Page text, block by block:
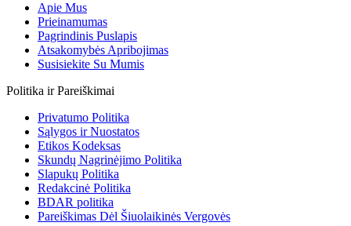
Apie Mus
Prieinamumas
Pagrindinis Puslapis
Atsakomybės Apribojimas
Susisiekite Su Mumis
Politika ir Pareiškimai
Privatumo Politika
Sąlygos ir Nuostatos
Etikos Kodeksas
Skundų Nagrinėjimo Politika
Slapukų Politika
Redakcinė Politika
BDAR politika
Pareiškimas Dėl Šiuolaikinės Vergovės